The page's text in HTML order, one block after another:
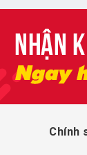
Chính